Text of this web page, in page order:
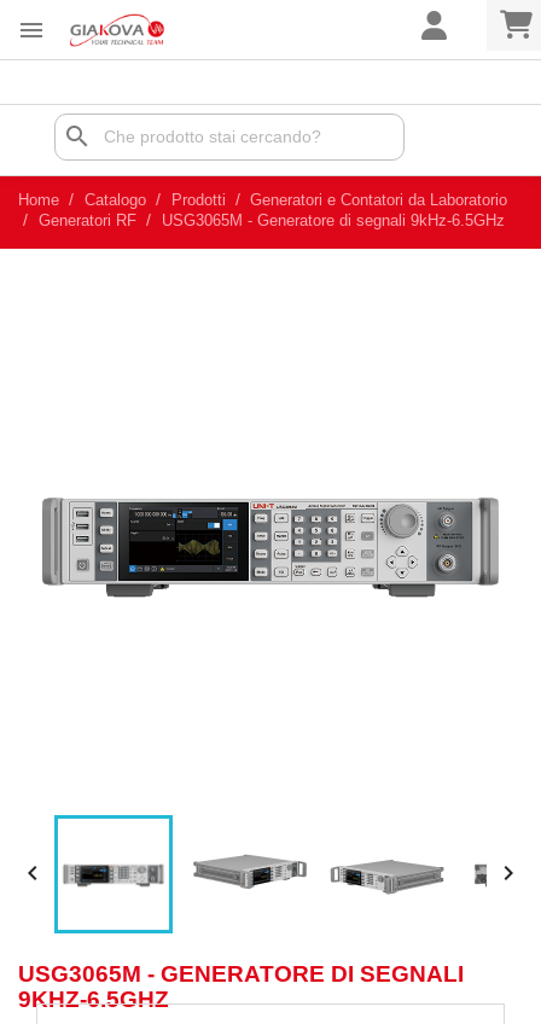

search
Home Catalogo Prodotti
Generatori e Contatori da Laboratorio
Generatori RF
USG3065M - Generatore di segnali 9kHz-6.5GHz
 
USG3065M - GENERATORE DI SEGNALI
9KHZ-6.5GHZ